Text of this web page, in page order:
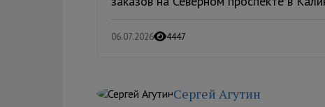
06.07.2026 4447
Сергей Агутин